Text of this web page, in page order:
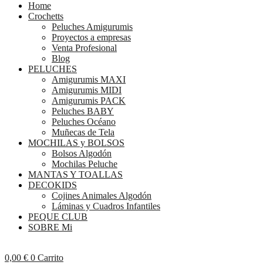
Home
Crochetts
Peluches Amigurumis
Proyectos a empresas
Venta Profesional
Blog
PELUCHES
Amigurumis MAXI
Amigurumis MIDI
Amigurumis PACK
Peluches BABY
Peluches Océano
Muñecas de Tela
MOCHILAS y BOLSOS
Bolsos Algodón
Mochilas Peluche
MANTAS Y TOALLAS
DECOKIDS
Cojines Animales Algodón
Láminas y Cuadros Infantiles
PEQUE CLUB
SOBRE Mi
0,00 € 0 Carrito